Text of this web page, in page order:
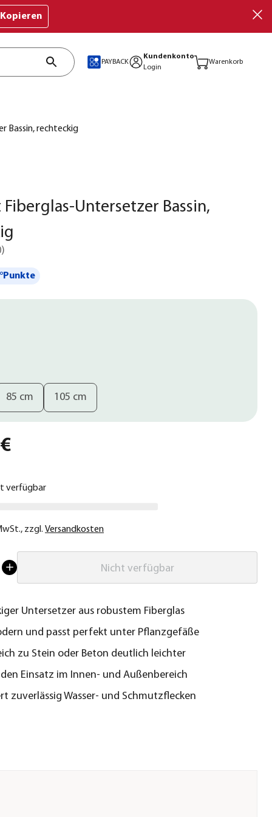
Kopieren
PAYBACK
Kundenkonto
Login
Warenkorb
Bassin, rechteckig
Fiberglas-Untersetzer Bassin,
)
85 cm 105 cm
verfügbar
, zzgl. Versandkosten
Nicht verfügbar
Untersetzer aus robustem Fiberglas
und passt perfekt unter Pflanzgefäße
zu Stein oder Beton deutlich leichter
Einsatz im Innen- und Außenbereich
zuverlässig Wasser- und Schmutzflecken